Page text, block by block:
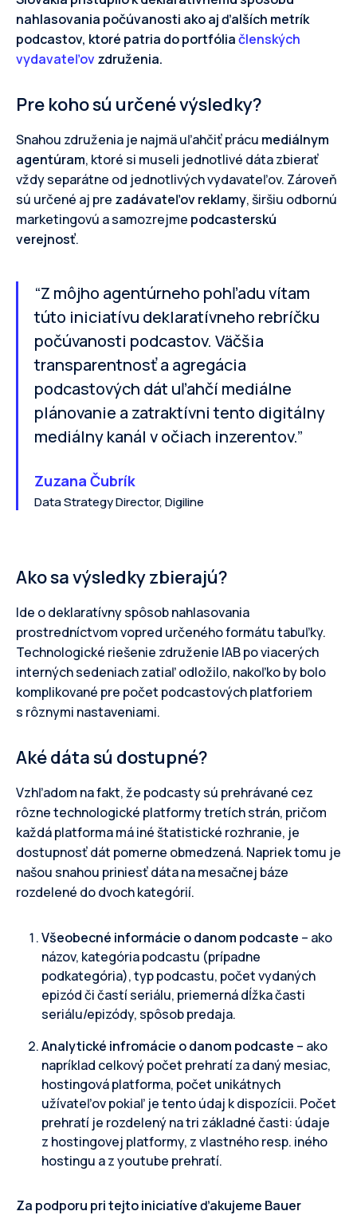
nahlasovania počúvanosti ako aj ďalších metrík
podcastov, ktoré patria do portfóliačlenských
vydavateľov združenia.
Pre koho sú určené výsledky?
Snahou združenia je najmä uľahčiť prácu mediálnym
agentúram, ktoré si museli jednotlivé dáta zbierať
vždy separátne od jednotlivých vydavateľov. Zároveň
sú určené aj pre zadávateľov reklamy, širšiu odbornú
marketingovú a samozrejme podcasterskú
verejnosť.
“Z môjho agentúrneho pohľadu vítam
túto iniciatívu deklaratívneho rebríčku
počúvanosti podcastov. Väčšia
transparentnosť a agregácia
podcastových dát uľahčí mediálne
plánovanie a zatraktívni tento digitálny
mediálny kanál v očiach inzerentov.”
Zuzana Čubrík
Data Strategy Director, Digiline
Ako sa výsledky zbierajú?
Ide o deklaratívny spôsob nahlasovania
prostredníctvom vopred určeného formátu tabuľky.
Technologické riešenie združenie IAB po viacerých
interných sedeniach zatiaľ odložilo, nakoľko by bolo
komplikované pre počet podcastových platforiem
s rôznymi nastaveniami.
Aké dáta sú dostupné?
Vzhľadom na fakt, že podcasty sú prehrávané cez
rôzne technologické platformy tretích strán, pričom
každá platforma má iné štatistické rozhranie, je
dostupnosť dát pomerne obmedzená. Napriek tomu je
našou snahou priniesť dáta na mesačnej báze
rozdelené do dvoch kategórií.
Všeobecné informácie o danom podcaste – ako
názov, kategória podcastu (prípadne
podkategória), typ podcastu, počet vydaných
epizód či častí seriálu, priemerná dĺžka časti
seriálu/epizódy, spôsob predaja.
Analytické infromácie o danom podcaste – ako
napríklad celkový počet prehratí za daný mesiac,
hostingová platforma, počet unikátnych
užívateľov pokiaľ je tento údaj k dispozícii. Počet
prehratí je rozdelený na tri základné časti: údaje
z hostingovej platformy, z vlastného resp. iného
hostingu a z youtube prehratí.
Za podporu pri tejto iniciatíve ďakujeme Bauer